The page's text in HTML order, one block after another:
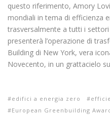
questo riferimento, Amory
mondiali in tema di efficienza
trasversalmente a tutti i settori
presenterà l’operazione di
Building di New York, vera
Novecento, in un grattacielo
edifici a energia zero
European Greenbuilding